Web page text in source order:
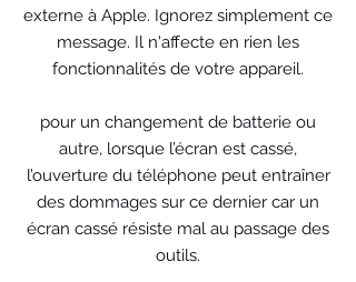
externe à Apple. Ignorez simplement ce
message. Il n'affecte en rien les
fonctionnalités de votre appareil.
pour un changement de batterie ou
autre, lorsque l’écran est cassé,
l’ouverture du téléphone peut entraîner
des dommages sur ce dernier car un
écran cassé résiste mal au passage des
outils.